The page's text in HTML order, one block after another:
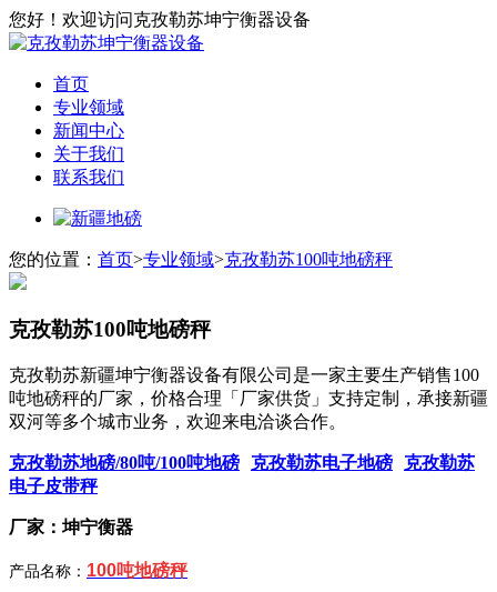
您好！欢迎访问克孜勒苏坤宁衡器设备
首页
专业领域
新闻中心
关于我们
联系我们
您的位置： 首页>专业领域>克孜勒苏100吨地磅秤
克孜勒苏100吨地磅秤
克孜勒苏新疆坤宁衡器设备有限公司是一家主要生产销售100
吨地磅秤的厂家，价格合理「厂家供货」支持定制，承接新疆
双河等多个城市业务，欢迎来电洽谈合作。
克孜勒苏地磅/80吨/100吨地磅 克孜勒苏电子地磅
克孜勒苏
电子皮带秤
厂家：坤宁衡器
产品名称： 100吨地磅秤